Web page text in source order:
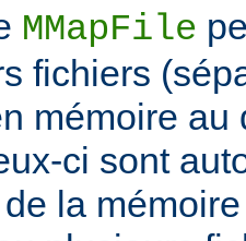
MMapFile
fichiers
mémoire au
ci sont
la